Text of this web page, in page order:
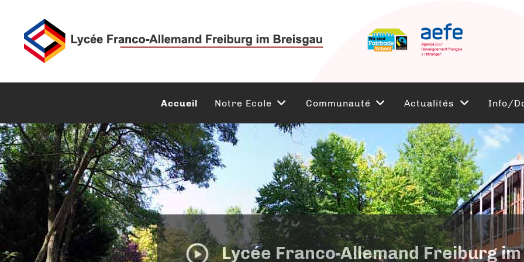
Accueil Notre Ecole Communauté Actualités Info/
Lycée Franco-Allemand Freiburg